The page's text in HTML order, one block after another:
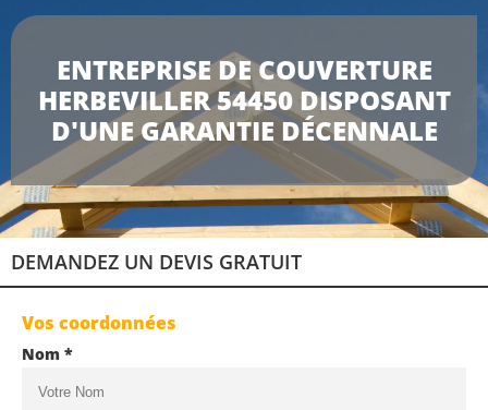
ENTREPRISE DE COUVERTURE
HERBEVILLER 54450 DISPOSANT
D'UNE GARANTIE DÉCENNALE
DEMANDEZ UN DEVIS GRATUIT
Vos coordonnées
Nom *